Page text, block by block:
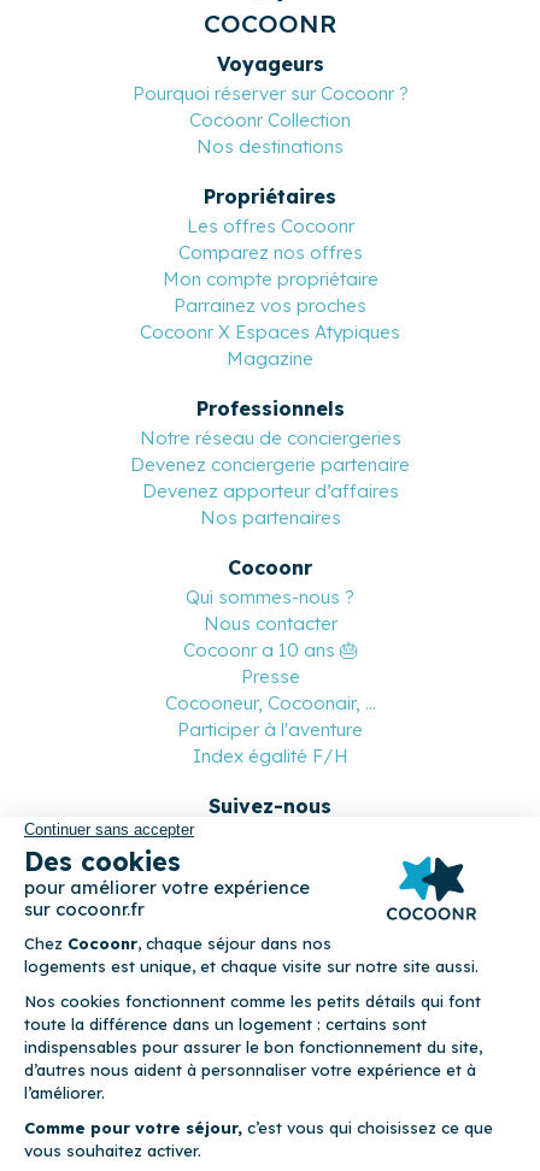
COCOONR
Voyageurs
Pourquoi réserver sur Cocoonr ?
Cocoonr Collection
Nos destinations
Propriétaires
Les offres Cocoonr
Comparez nos offres
Mon compte propriétaire
Parrainez vos proches
Cocoonr X Espaces Atypiques
Magazine
Professionnels
Notre réseau de conciergeries
Devenez conciergerie partenaire
Devenez apporteur d’affaires
Nos partenaires
Cocoonr
Qui sommes-nous ?
Nous contacter
Cocoonr a 10 ans 🎂
Presse
Cocooneur, Cocoonair, ...
Participer à l'aventure
Index égalité F/H
Suivez-nous
location–CGU – Politique de confidentialité–Politique de